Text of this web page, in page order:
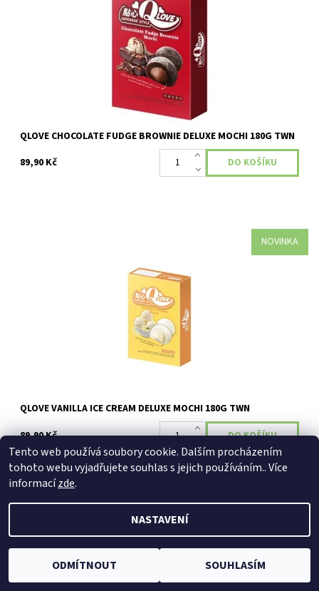
QLOVE CHOCOLATE FUDGE BROWNIE DELUXE MOCHI 180G TWN
89,90 Kč
NOVINKA
QLOVE VANILLA ICE CREAM DELUXE MOCHI 180G TWN
89,90 Kč
Dostupnost:
Skladem
Tento web používá soubory cookie. Dalším procházením
tohoto webu vyjadřujete souhlas s jejich používáním.. Více
informacízde.
NASTAVENÍ
ODMÍTNOUT SOUHLASÍM